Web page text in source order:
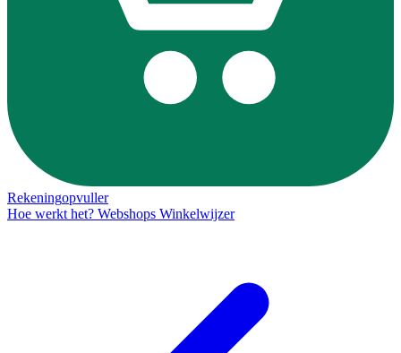
Rekeningopvuller
Hoe werkt het? Webshops Winkelwijzer